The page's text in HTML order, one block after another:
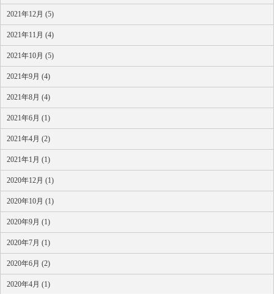
2021年12月 (5)
2021年11月 (4)
2021年10月 (5)
2021年9月 (4)
2021年8月 (4)
2021年6月 (1)
2021年4月 (2)
2021年1月 (1)
2020年12月 (1)
2020年10月 (1)
2020年9月 (1)
2020年7月 (1)
2020年6月 (2)
2020年4月 (1)